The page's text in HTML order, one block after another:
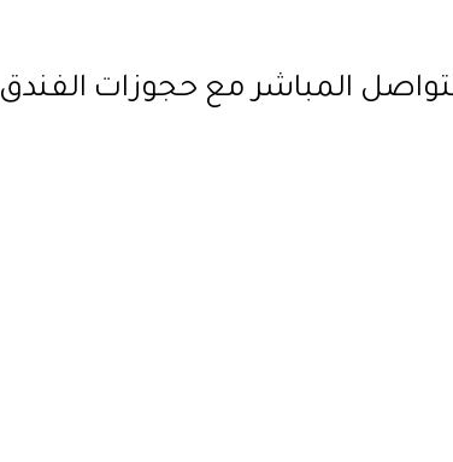
المباشر مع حجوزات الفندق